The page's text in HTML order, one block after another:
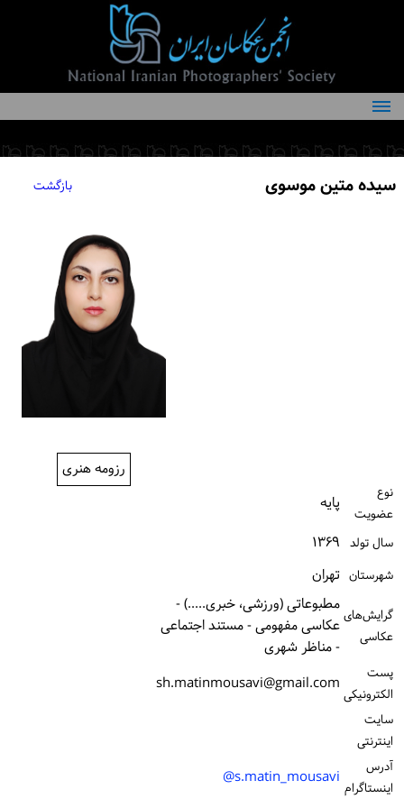
درباره انجمن
کمیته‌های انجمن
اعضاء انجمنسیده متین موسوی بازگشت
رزومه هنری
نوع
عضویت
پایه
سال تولد ۱۳۶۹
شهرستان تهران
گرایش‌های
عکاسی
مطبوعاتی (ورزشی، خبری.....) -
عکاسی مفهومی - مستند اجتماعی
- مناظر شهری
پست
الكترونیكی sh.matinmousavi@gmail.com
سایت
اینترنتی
آدرس
اینستاگرام s.matin_mousavi@